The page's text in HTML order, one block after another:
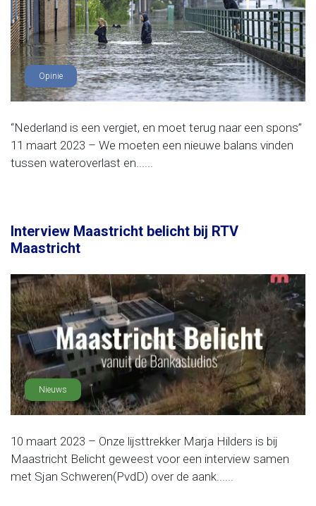
Opinie
“Nederland is een vergiet, en moet terug naar een spons”
11 maart 2023 – We moeten een nieuwe balans vinden
tussen wateroverlast en......
Interview Maastricht belicht bij RTV
Maastricht
Nieuws
10 maart 2023 – Onze lijsttrekker Marja Hilders is bij
Maastricht Belicht geweest voor een interview samen
met Sjan Schweren(PvdD) over de aank......